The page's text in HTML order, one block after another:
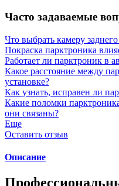
Часто задаваемые
Что выбрать камеру
Покраска парктроника
Работает ли парктроник в
Какое расстояние между
установке?
Как узнать, исправен ли
Какие поломки
они связаны?
Еще
Оставить отзыв
Описание